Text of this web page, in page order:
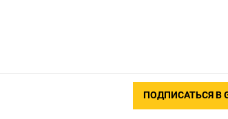
ПОДПИСАТЬСЯ В